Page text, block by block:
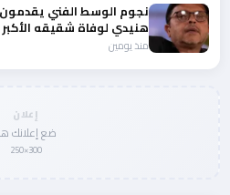
نجوم الوسط الفني يقدمون
هنيدي لوفاة شقيقه الأكبر
منذ يومين
إعلان
ضع إعلانك
300×250